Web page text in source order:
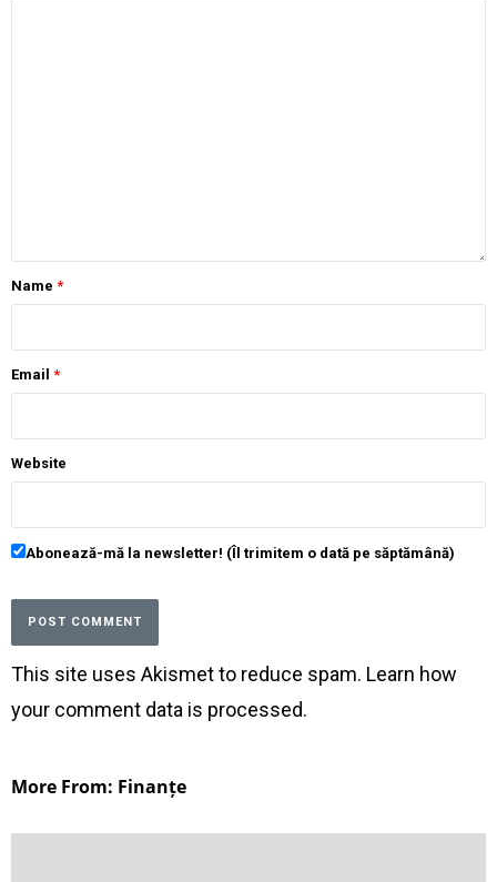
Name *
Email *
Website
Abonează-mă la newsletter! (Îl trimitem o dată pe săptămână)
This site uses Akismet to reduce spam. Learn how
your comment data is processed.
More From: Finanțe